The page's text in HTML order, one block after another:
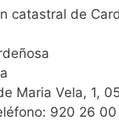
catastral de
Maria Vela, 1,
920 26 00